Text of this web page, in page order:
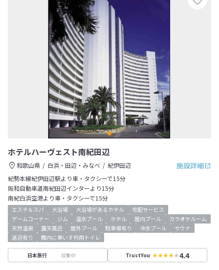
ホテルハーヴェスト南紀田辺
施設詳細
和歌山県 白浜・田辺・みなべ
紀伊田辺
紀勢本線紀伊田辺駅より車・タクシーで15分
阪和自動車道南紀田辺インターより15分
南紀白浜空港より車・タクシーで15分
エステ＆スパ 大浴場 大浴場があるホテル
宅配サービス
ゲームコーナー
ジム 温水プール ホテル 屋内プール
カラオケルーム
天然温泉
露天風呂 屋外プール 駐車場有り 冷水プール
サウナ
送迎有り
館内に車いす利用トイレ
日本旅行 収集中 TrustYou 4.4